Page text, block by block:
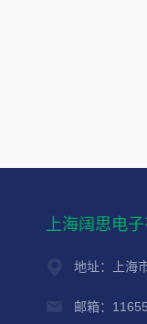
上海阔思电子
地址：上海
邮箱：